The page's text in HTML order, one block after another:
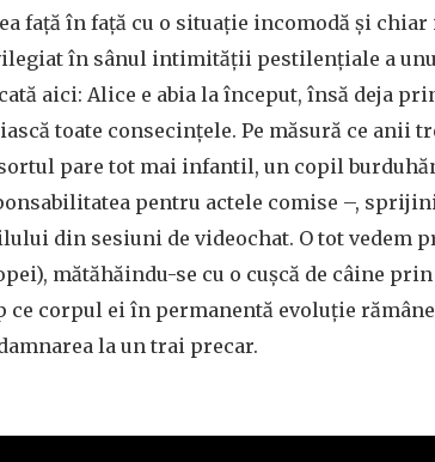
față în față cu o situație incomodă și
în sânul intimității pestilențiale a
aici: Alice e abia la început, însă deja
toate consecințele. Pe măsură ce anii
pare tot mai infantil, un copil
pentru actele comise –,
din sesiuni de videochat. O tot vedem
mătăhăindu-se cu o cușcă de câine
ce corpul ei în permanentă evoluție
la un trai precar.